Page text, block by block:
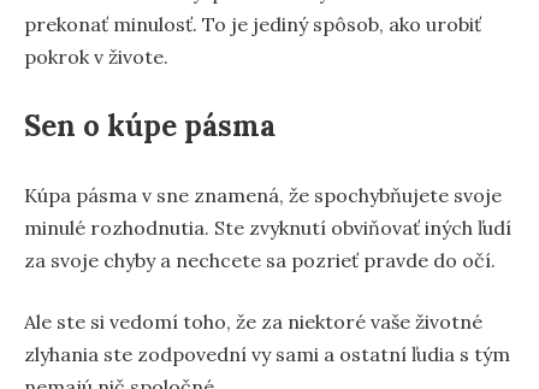
prekonať minulosť. To je jediný spôsob, ako urobiť
pokrok v živote.
Sen o kúpe pásma
Kúpa pásma v sne znamená, že spochybňujete svoje
minulé rozhodnutia. Ste zvyknutí obviňovať iných ľudí
za svoje chyby a nechcete sa pozrieť pravde do očí.
Ale ste si vedomí toho, že za niektoré vaše životné
zlyhania ste zodpovední vy sami a ostatní ľudia s tým